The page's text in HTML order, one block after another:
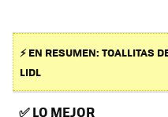
⚡ EN RESUMEN: TOALLITAS
LIDL
✅LO MEJOR